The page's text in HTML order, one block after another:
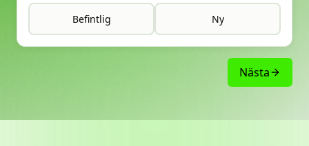
Befintlig Ny
Nästa